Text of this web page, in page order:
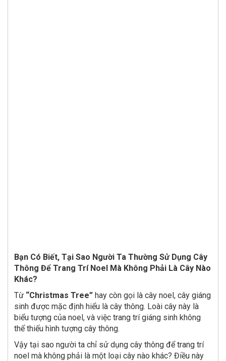
Bạn Có Biết, Tại Sao Người Ta Thường Sử Dụng Cây
Thông Để Trang Trí Noel Mà Không Phải Là Cây Nào
Khác?
Từ “Christmas Tree” hay còn gọi là cây noel, cây giáng
sinh được mặc định hiểu là cây thông. Loài cây này là
biểu tượng của noel, và việc trang trí giáng sinh không
thể thiếu hình tượng cây thông.
Vậy tại sao người ta chỉ sử dụng cây thông để trang trí
noel mà không phải là một loại cây nào khác? Điều này